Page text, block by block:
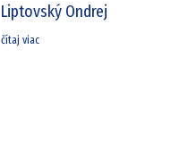
Liptovský Ondrej
čítaj viac